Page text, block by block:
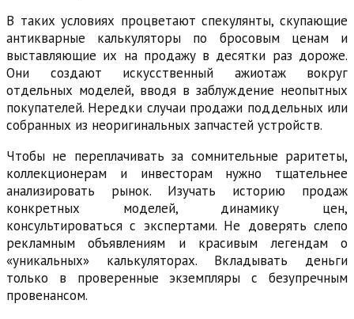
В таких условиях процветают спекулянты, скупающие
антикварные калькуляторы по бросовым ценам и
выставляющие их на продажу в десятки раз дороже.
Они создают искусственный ажиотаж вокруг
отдельных моделей, вводя в заблуждение неопытных
покупателей. Нередки случаи продажи поддельных или
собранных из неоригинальных запчастей устройств.
Чтобы не переплачивать за сомнительные раритеты,
коллекционерам и инвесторам нужно тщательнее
анализировать рынок. Изучать историю продаж
конкретных моделей, динамику цен,
консультироваться с экспертами. Не доверять слепо
рекламным объявлениям и красивым легендам о
«уникальных» калькуляторах. Вкладывать деньги
только в проверенные экземпляры с безупречным
провенансом.